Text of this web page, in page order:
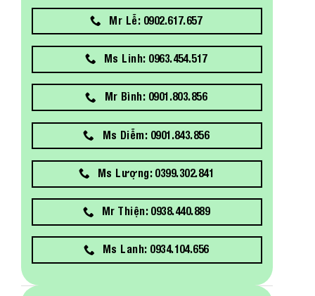
Mr Lễ: 0902.617.657
Ms Linh: 0963.454.517
Mr Bình: 0901.803.856
Ms Diễm: 0901.843.856
Ms Lượng: 0399.302.841
Mr Thiện: 0938.440.889
Ms Lanh: 0934.104.656